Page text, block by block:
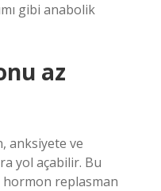
gibi anabolik
az
anksiyete ve
yol açabilir. Bu
replasman